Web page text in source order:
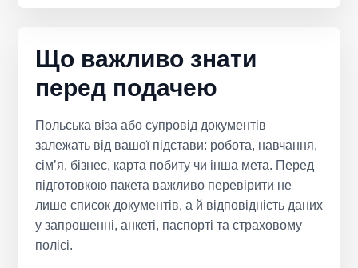
Що важливо знати
перед подачею
Польська віза або супровід документів
залежать від вашої підстави: робота, навчання,
сім’я, бізнес, карта побиту чи інша мета. Перед
підготовкою пакета важливо перевірити не
лише список документів, а й відповідність даних
у запрошенні, анкеті, паспорті та страховому
полісі.